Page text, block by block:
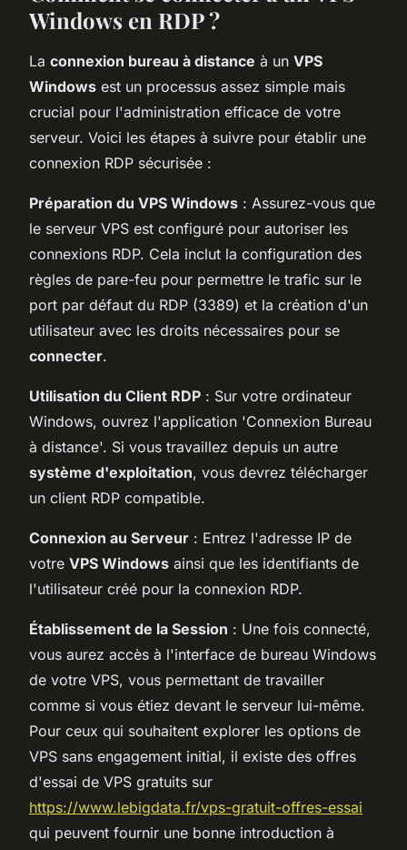
Windows en RDP ?
La connexion bureau à distance à un VPS
Windows est un processus assez simple mais
crucial pour l'administration efficace de votre
serveur. Voici les étapes à suivre pour établir une
connexion RDP sécurisée :
Préparation du VPS Windows : Assurez-vous que
le serveur VPS est configuré pour autoriser les
connexions RDP. Cela inclut la configuration des
règles de pare-feu pour permettre le trafic sur le
port par défaut du RDP (3389) et la création d'un
utilisateur avec les droits nécessaires pour se
connecter.
Utilisation du Client RDP : Sur votre ordinateur
Windows, ouvrez l'application 'Connexion Bureau
à distance'. Si vous travaillez depuis un autre
système d'exploitation, vous devrez télécharger
un client RDP compatible.
Connexion au Serveur : Entrez l'adresse IP de
votre VPS Windows ainsi que les identifiants de
l'utilisateur créé pour la connexion RDP.
Établissement de la Session : Une fois connecté,
vous aurez accès à l'interface de bureau Windows
de votre VPS, vous permettant de travailler
comme si vous étiez devant le serveur lui-même.
Pour ceux qui souhaitent explorer les options de
VPS sans engagement initial, il existe des offres
d'essai de VPS gratuits sur
https://www.lebigdata.fr/vps-gratuit-offres-essai
qui peuvent fournir une bonne introduction à